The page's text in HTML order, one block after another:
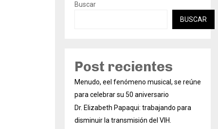
Buscar
BUSCAR
Post recientes
Menudo, eel fenómeno musical, se reúne
para celebrar su 50 aniversario
Dr. Elizabeth Papaqui: trabajando para
disminuir la transmisión del VIH.